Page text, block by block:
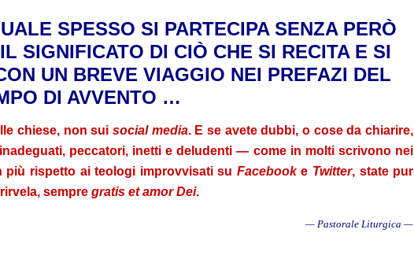
SPESSO SI PARTECIPA SENZA PERÒ
SIGNIFICATO DI CIÒ CHE SI RECITA E SI
UN BREVE VIAGGIO NEI PREFAZI DEL
DI AVVENTO …
chiese, non sui social media. E se avete dubbi, o cose da chiarire,
peccatori, inetti e deludenti ― come in molti scrivono nei
rispetto ai teologi improvvisati su Facebooke Twitter, state pur
sempre gratis et amor Dei.
— Pastorale Liturgica —